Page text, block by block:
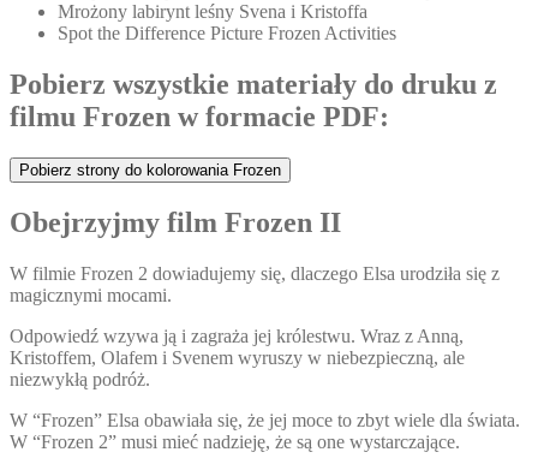
Mrożony labirynt leśny Svena i Kristoffa
Spot the Difference Picture Frozen Activities
Pobierz wszystkie materiały do druku z
filmu Frozen w formacie PDF:
Pobierz strony do kolorowania Frozen
Obejrzyjmy film Frozen II
W filmie Frozen 2 dowiadujemy się, dlaczego Elsa urodziła się z
magicznymi mocami.
Odpowiedź wzywa ją i zagraża jej królestwu. Wraz z Anną,
Kristoffem, Olafem i Svenem wyruszy w niebezpieczną, ale
niezwykłą podróż.
W “Frozen” Elsa obawiała się, że jej moce to zbyt wiele dla świata.
W “Frozen 2” musi mieć nadzieję, że są one wystarczające.